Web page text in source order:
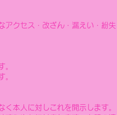
アクセス・改ざん・漏えい・紛失
。
。
本人に対しこれを開示します。